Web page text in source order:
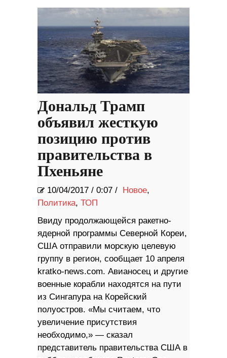
Дональд Трамп
объявил жесткую
позицию против
правительства в
Пхеньяне
10/04/2017 / 0:07 / Новое,
Политика, ТОП
Ввиду продолжающейся ракетно-
ядерной программы Северной Кореи,
США отправили морскую целевую
группу в регион, сообщает 10 апреля
kratko-news.com. Авианосец и другие
военные корабли находятся на пути
из Сингапура на Корейский
полуостров. «Мы считаем, что
увеличение присутствия
необходимо,» — сказал
представитель правительства США в